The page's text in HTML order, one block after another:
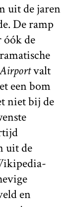
uit de jaren
De ramp
óók de
Airportvalt
een bom
niet bij de
uit de
en